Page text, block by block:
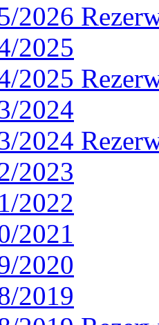
2026
2025
2025
2024
2024
2023
2022
2021
2020
2019